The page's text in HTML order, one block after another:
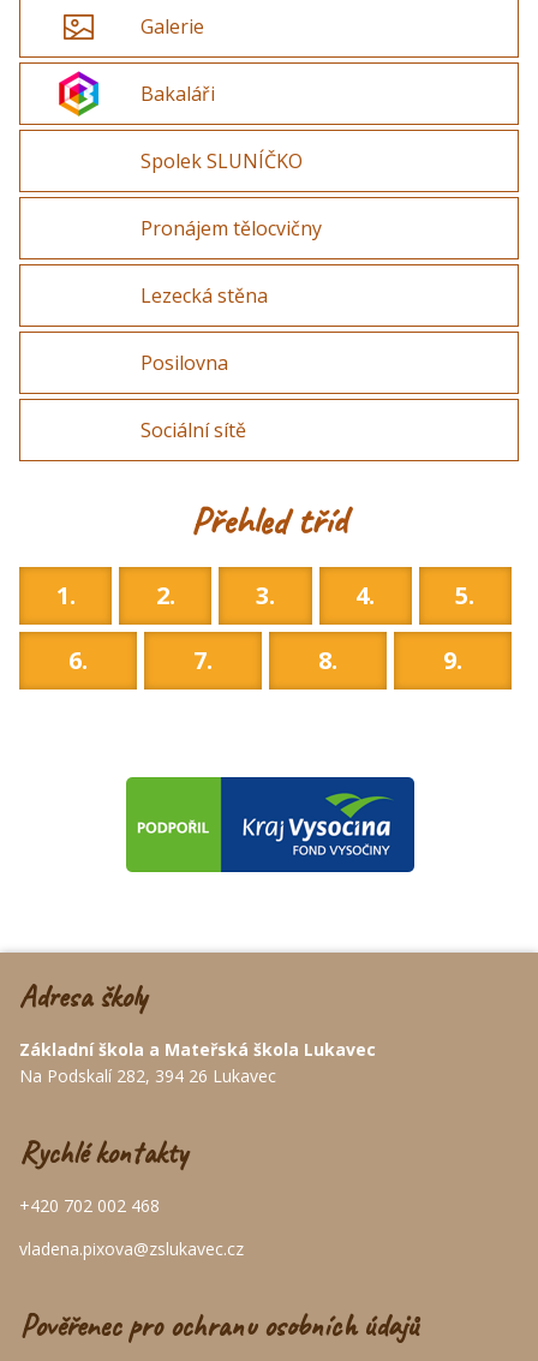
Galerie
Bakaláři
Spolek SLUNÍČKO
Pronájem tělocvičny
Lezecká stěna
Posilovna
Sociální sítě
Přehled tříd
1. 2. 3. 4.
5.
6.
7. 8. 9.
Adresa školy
Základní škola a Mateřská škola Lukavec
Na Podskalí 282, 394 26 Lukavec
Rychlé kontakty
+420 702 002 468
vladena.pixova@zslukavec.cz
Pověřenec pro ochranu osobních údajů